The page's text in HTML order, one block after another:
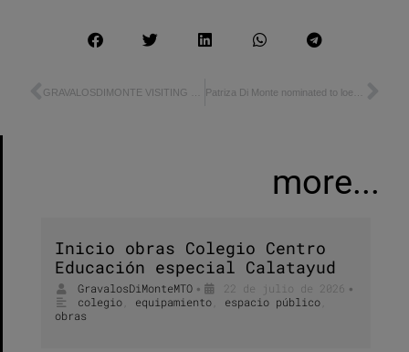
more...
Inicio obras Colegio Centro
Educación especial Calatayud
GravalosDiMonteMTO • 22 de julio de 2026 •
colegio equipamiento espacio público
obras